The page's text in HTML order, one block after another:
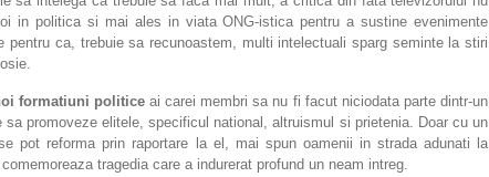
in politica si mai ales in viata ONG-istica pentru a sustine evenimente
pentru ca, trebuie sa recunoastem, multi intelectuali sparg seminte la stiri
formatiuni politiceai carei membri sa nu fi facut niciodata parte dintr-un
promoveze elitele, specificul national, altruismul si prietenia. Doar cu un
pot reforma prin raportare la el, mai spun oamenii in strada adunati la
tragedia care a indurerat profund un neam intreg.